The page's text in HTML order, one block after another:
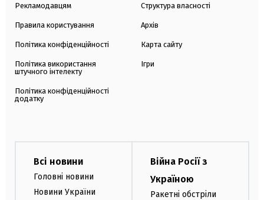
Рекламодавцям
Правила користування
Політика конфіденційності
Політика використання
штучного інтелекту
Політика конфіденційності
додатку
Структура власності
Архів
Карта сайту
Ігри
Всі новини
Головні новини
Новини України
Війна Росії з
Україною
Ракетні обстріли